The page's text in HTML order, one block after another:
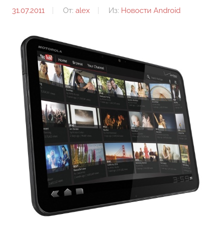
31.07.2011 От: alex Из: Новости Android